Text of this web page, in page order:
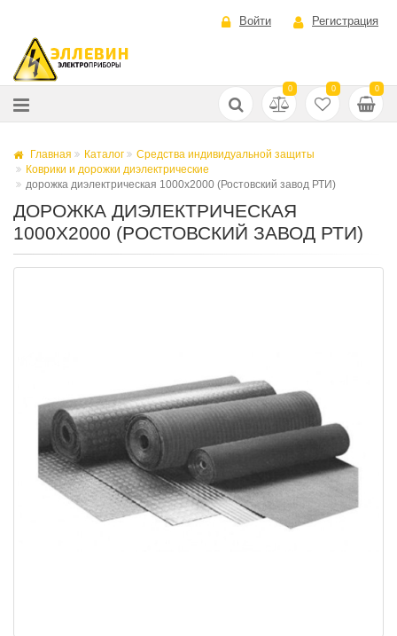
Войти Регистрация
0 0 0
Главная Каталог
Средства индивидуальной защиты
Коврики и дорожки диэлектрические
дорожка диэлектрическая 1000х2000 (Ростовский завод РТИ)
ДОРОЖКА ДИЭЛЕКТРИЧЕСКАЯ
1000Х2000 (РОСТОВСКИЙ ЗАВОД РТИ)